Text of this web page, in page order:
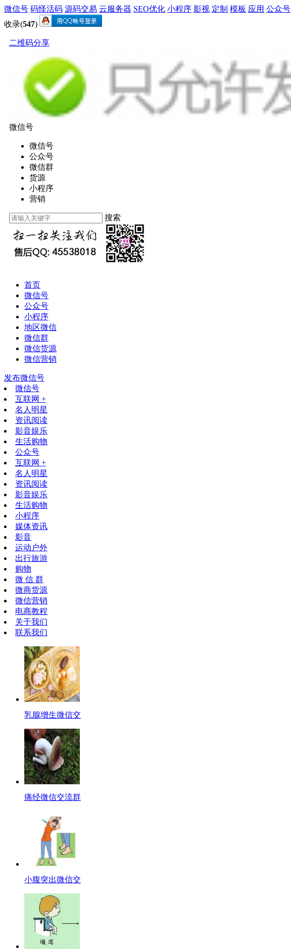
微信号 码怪活码 源码交易 云服务器 SEO优化 小程序 影视 定制 模板 应用 公众号
收录(547)
二维码分享
微信号
微信号
公众号
微信群
货源
小程序
营销
搜索
首页
微信号
公众号
小程序
地区微信
微信群
微信货源
微信营销
发布微信号
微信号
互联网 +
名人明星
资讯阅读
影音娱乐
生活购物
公众号
互联网 +
名人明星
资讯阅读
影音娱乐
生活购物
小程序
媒体资讯
影音
运动户外
出行旅游
购物
微 信 群
微商货源
微信营销
电商教程
关于我们
联系我们
乳腺增生微信交
痛经微信交流群
小腹突出微信交